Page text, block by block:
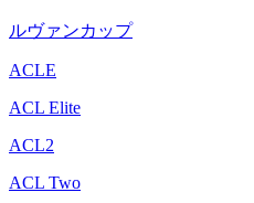
ルヴァンカップ
ACLE
ACL Elite
ACL2
ACL Two